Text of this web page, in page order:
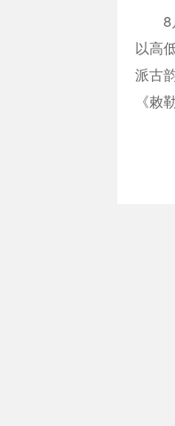
8
以高
派古
《敕